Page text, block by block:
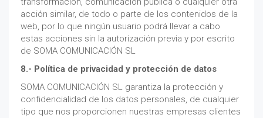
acción similar, de todo o parte de los contenidos de la
web, por lo que ningún usuario podrá llevar a cabo
estas acciones sin la autorización previa y por escrito
de SOMA COMUNICACIÓN SL
8.- Política de privacidad y protección de datos
SOMA COMUNICACIÓN SL garantiza la protección y
confidencialidad de los datos personales, de cualquier
tipo que nos proporcionen nuestras empresas clientes